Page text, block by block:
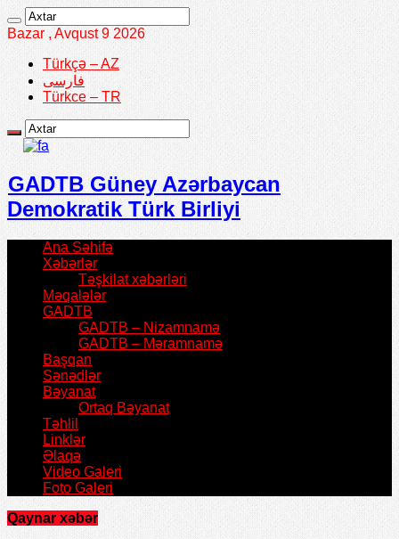
Bazar , Avqust 9 2026
Türkçə – AZ
فارسی
Türkce – TR
GADTB Güney Azərbaycan
Demokratik Türk Birliyi
Ana Səhifə
Xəbərlər
Təşkilat xəbərləri
Məqalələr
GADTB
GADTB – Nizamnamə
GADTB – Məramnamə
Başqan
Sənədlər
Bəyanat
Ortaq Bəyanat
Təhlil
Linklər
Əlaqə
Video Galeri
Foto Galeri
Qaynar xəbər